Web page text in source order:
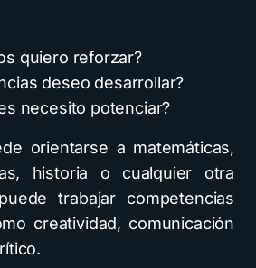
quiero reforzar?
deseo desarrollar?
necesito potenciar?
orientarse a matemáticas,
historia o cualquier otra
trabajar competencias
creatividad, comunicación